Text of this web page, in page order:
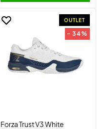
OUTLET
- 34%
Forza Trust V3 White